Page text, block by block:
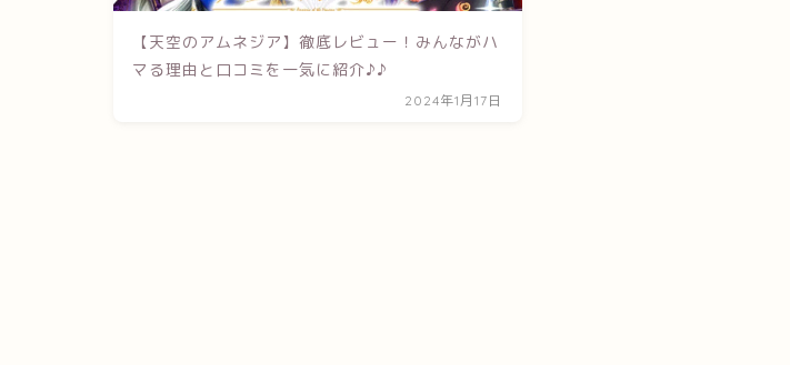
【天空のアムネジア】徹底レビュー！みんながハ
マる理由と口コミを一気に紹介♪♪
2024年1月17日